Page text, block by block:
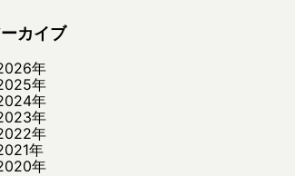
カイブ
年
年
年
年
年
年
年